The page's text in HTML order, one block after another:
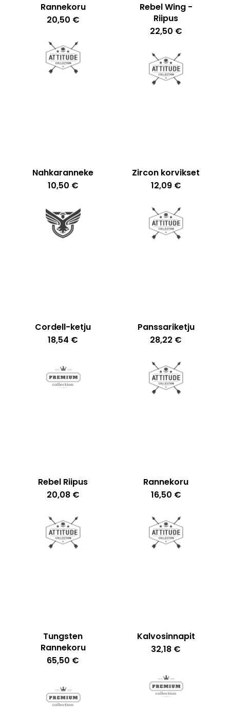
Rannekoru
20,50 €
Rebel Wing -
Riipus
22,50 €
Nahkaranneke
10,50 €
Zircon korvikset
12,09 €
Cordell-ketju
18,54 €
Panssariketju
28,22 €
Rebel Riipus
20,08 €
Rannekoru
16,50 €
Tungsten
Rannekoru
65,50 €
Kalvosinnapit
32,18 €